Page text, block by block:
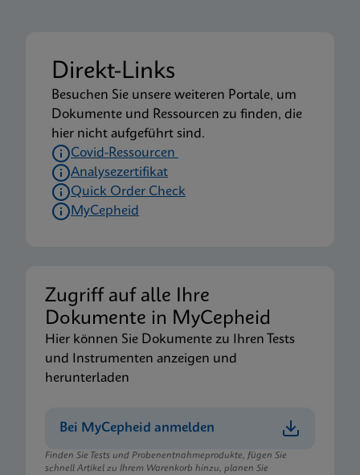
Direkt-Links
Besuchen Sie unsere weiteren Portale, um
Dokumente und Ressourcen zu finden, die
hier nicht aufgeführt sind.
Covid-Ressourcen
Analysezertifikat
Quick Order Check
MyCepheid
Zugriff auf alle Ihre
Dokumente in MyCepheid
Hier können Sie Dokumente zu Ihren Tests
und Instrumenten anzeigen und
herunterladen
Bei MyCepheid anmelden
Finden Sie Tests und Probenentnahmeprodukte, fügen Sie
schnell Artikel zu Ihrem Warenkorb hinzu, planen Sie